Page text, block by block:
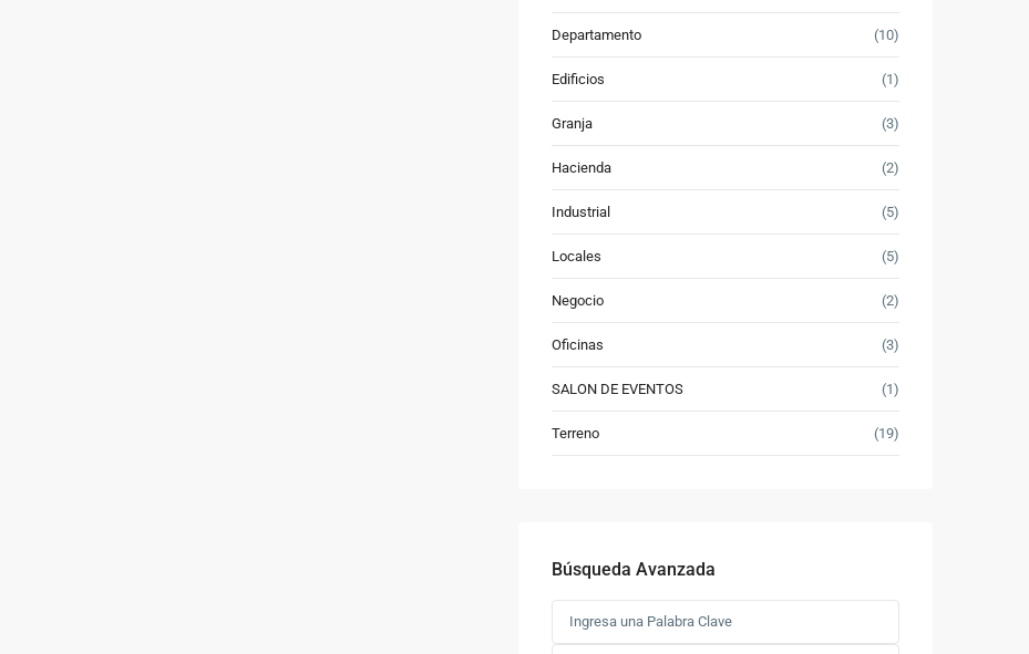
Departamento (10)
Edificios (1)
Granja (3)
Hacienda (2)
Industrial (5)
Locales (5)
Negocio (2)
Oficinas (3)
SALON DE EVENTOS (1)
Terreno (19)
Búsqueda Avanzada